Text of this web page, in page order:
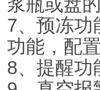
7、预冻功
功能，配
8、提醒功